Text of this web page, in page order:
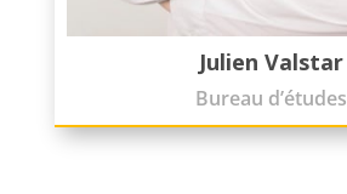
Julien Valstar
Bureau d’études